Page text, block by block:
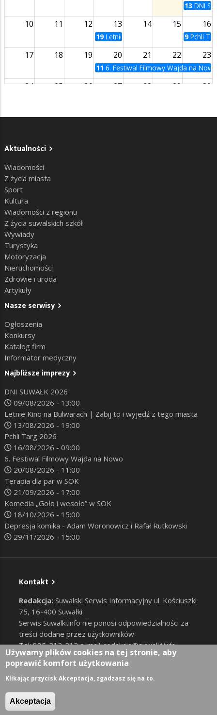
13 DNI
10 11 12 13 14 15 16
19 Letnie Kino na Bulwarach | Zabij
9 Pchli
17 18 19 20 21 22 23
11 6. Festiwal Filmowy Wajda na Nowo
24 25 26 27 28 29 30
31 1 2 3 4 5 6
Aktualności
Wiadomości
Z życia miasta
Sport
Kultura
Wiadomości z regionu
Z życia suwalskich szkół
Wywiady
Turystyka
Motoryzacja
Nieruchomości
Zdrowie i uroda
Artykuły
Nasze serwisy
Ogłoszenia
Konkursy
Katalog firm
Informator medyczny
Najbliższe imprezy
DNI SUWAŁK 2026
09/08/2026 - 13:00
Letnie Kino na Bulwarach | Zabij to i wyjedź z tego miasta
13/08/2026 - 19:00
Pchli Targ 2026
16/08/2026 - 09:00
6. Festiwal Filmowy Wajda na Nowo
20/08/2026 - 11:00
Terapia dla par w SOK
21/09/2026 - 17:00
Komedia „Goło i wesoło” w SOK
18/10/2026 - 15:00
Depresja komika - Adam Woronowicz i Rafał Rutkowski
29/11/2026 - 15:00
Kontakt
Redakcja: Suwalski Serwis Informacyjny ul. Kościuszki
75, 16-400 Suwałki
Serwis Suwalki.info nie ponosi odpowiedzialności za
treści dodane przez użytkowników
Tel: 885-212-212 e-mail:redakcja@suwalki.info,
reklama@suwalki.info
RODO |Cookies
User account menu
Zaloguj
Używamy plików cookies na tej stronie, aby
poprawić komfort użytkowania
Klikając przycisk Akceptacja, zgadzasz się na to.
Akceptacja